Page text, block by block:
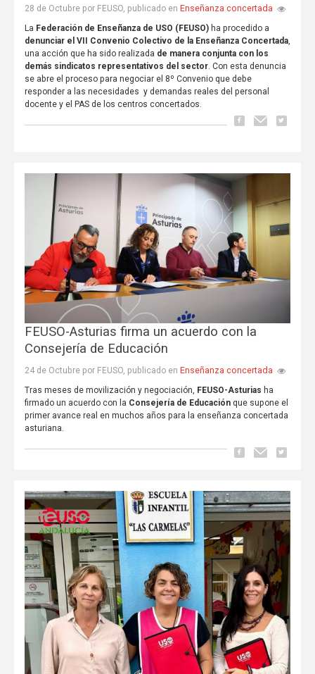
28 de Octubre por FEUSO, publicado en Enseñanza concertada
La Federación de Enseñanza de USO (FEUSO)ha procedido a
denunciar el VII Convenio Colectivo de la Enseñanza Concertada,
una acción que ha sido realizada de manera conjunta con los
demás sindicatos representativos del sector. Con esta denuncia
se abre el proceso para negociar el 8º Convenio que debe
responder a las necesidades y demandas reales del personal
docente y el PAS de los centros concertados.
FEUSO-Asturias firma un acuerdo con la
Consejería de Educación
24 de Octubre por FEUSO, publicado en Enseñanza concertada
Tras meses de movilización y negociación, FEUSO-Asturias ha
firmado un acuerdo con la Consejería de Educaciónque supone el
primer avance real en muchos años para la enseñanza concertada
asturiana.